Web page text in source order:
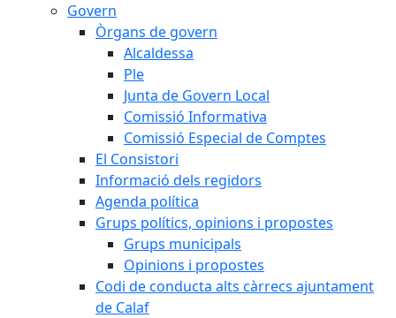
Govern
Òrgans de govern
Alcaldessa
Ple
Junta de Govern Local
Comissió Informativa
Comissió Especial de Comptes
El Consistori
Informació dels regidors
Agenda política
Grups polítics, opinions i propostes
Grups municipals
Opinions i propostes
Codi de conducta alts càrrecs ajuntament
de Calaf